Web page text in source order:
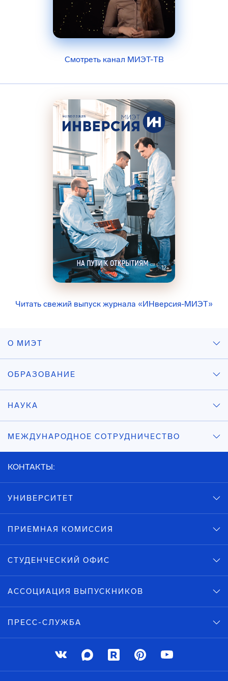
Смотреть канал МИЭТ-ТВ
Читать свежий выпуск журнала «ИНверсия-МИЭТ»
О МИЭТ
ОБРАЗОВАНИЕ
НАУКА
МЕЖДУНАРОДНОЕ СОТРУДНИЧЕСТВО
КОНТАКТЫ:
УНИВЕРСИТЕТ
ПРИЕМНАЯ КОМИССИЯ
СТУДЕНЧЕСКИЙ ОФИС
АССОЦИАЦИЯ ВЫПУСКНИКОВ
ПРЕСС-СЛУЖБА